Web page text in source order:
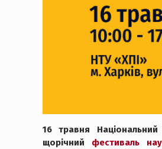
16 травня Національний
щорічний фестиваль